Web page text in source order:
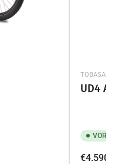
TOBASA-
UD4